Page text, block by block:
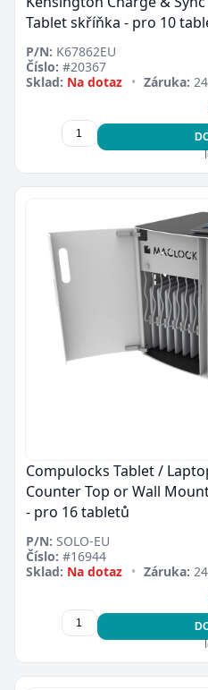
Tablet skříňka - pro 10
P/N: K67862EU
Číslo: #20367
Sklad: Na dotaz • Záruka:
Compulocks Tablet /
Counter Top or Wall
- pro 16 tabletů
P/N: SOLO-EU
Číslo: #16944
Sklad: Na dotaz • Záruka: